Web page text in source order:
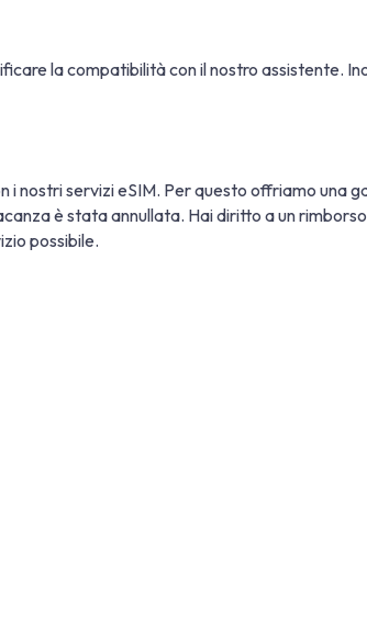
la compatibilità con il nostro assistente.
nostri servizi eSIM. Per questo offriamo una
è stata annullata. Hai diritto a un
possibile.